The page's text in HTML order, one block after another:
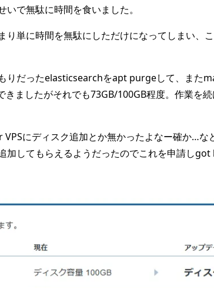
で無駄に時間を食いました。
り単に時間を無駄にしただけになってしまい、
りだったelasticsearchをapt purgeして、また
ましたがそれでも73GB/100GB程度。作業を
にディスク追加とか無かったよなー確か…
加してもらえるようだったのでこれを申請しgot